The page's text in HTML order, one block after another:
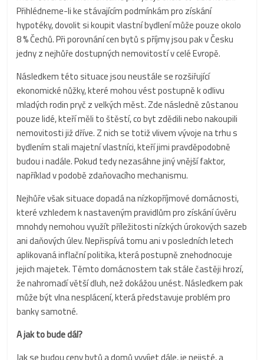
Přihlédneme-li ke stávajícím podmínkám pro získání
hypotéky, dovolit si koupit vlastní bydlení může pouze okolo
8 % Čechů. Při porovnání cen bytů s příjmy jsou pak v Česku
jedny z nejhůře dostupných nemovitostí v celé Evropě.
Následkem této situace jsou neustále se rozšiřující
ekonomické nůžky, které mohou vést postupně k odlivu
mladých rodin pryč z velkých měst. Zde následně zůstanou
pouze lidé, kteří měli to štěstí, co byt zdědili nebo nakoupili
nemovitosti již dříve. Z nich se totiž vlivem vývoje na trhu s
bydlením stali majetní vlastníci, kteří jimi pravděpodobně
budou i nadále. Pokud tedy nezasáhne jiný vnější faktor,
například v podobě zdaňovacího mechanismu.
Nejhůře však situace dopadá na nízkopříjmové domácnosti,
které vzhledem k nastaveným pravidlům pro získání úvěru
mnohdy nemohou využít příležitosti nízkých úrokových sazeb
ani daňových úlev. Nepřispívá tomu ani v posledních letech
aplikovaná inflační politika, která postupně znehodnocuje
jejich majetek. Těmto domácnostem tak stále častěji hrozí,
že nahromadí větší dluh, než dokážou unést. Následkem pak
může být vlna nesplácení, která představuje problém pro
banky samotné.
A jak to bude dál?
Jak se budou ceny bytů a domů vyvíjet dále, je nejisté, a